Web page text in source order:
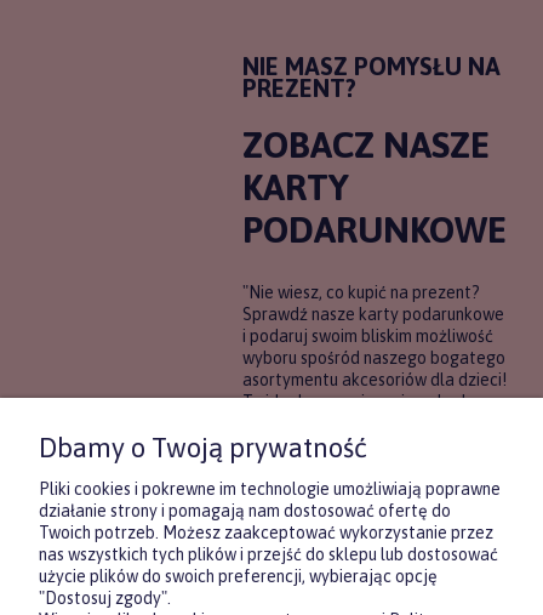
NIE MASZ POMYSŁU NA
PREZENT?
ZOBACZ NASZE
KARTY
PODARUNKOWE
"Nie wiesz, co kupić na prezent?
Sprawdź nasze karty podarunkowe
i podaruj swoim bliskim możliwość
wyboru spośród naszego bogatego
asortymentu akcesoriów dla dzieci!
To idealne rozwiązanie, gdy chcesz
pewności, co będzie najbardziej
trafione.
DOWIEDZ SIĘ WIĘCEJ
Dbamy o Twoją prywatność
Pliki cookies i pokrewne im technologie umożliwiają poprawne
działanie strony i pomagają nam dostosować ofertę do
Twoich potrzeb. Możesz zaakceptować wykorzystanie przez
nas wszystkich tych plików i przejść do sklepu lub dostosować
użycie plików do swoich preferencji, wybierając opcję
"Dostosuj zgody".